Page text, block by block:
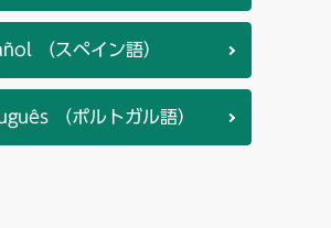
（スペイン語）
（ポルトガル語）